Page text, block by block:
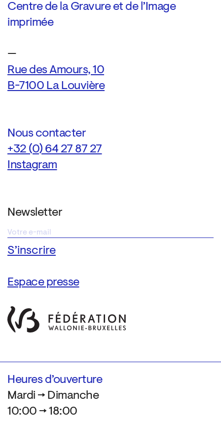
Centre de la Gravure et de l’Image
imprimée
—
Rue des Amours, 10
B-7100 La Louvière
Nous contacter
+32 (0) 64 27 87 27
Instagram
Newsletter
Espace presse
Heures d’ouverture
Mardi → Dimanche
10:00 → 18:00